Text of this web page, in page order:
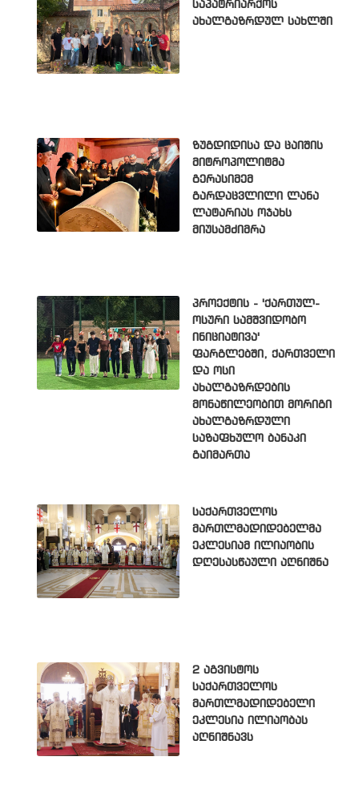
საპატრიარქოს
ახალგაზრდულ სახლში
ზუგდიდისა და ცაიშის
მიტროპოლიტმა
გერასიმემ
გარდაცვლილი ლანა
ლატარიას ოჯახს
მიუსამძიმრა
პროექტის - 'ქართულ-
ოსური სამშვიდობო
ინიციატივა'
ფარგლებში, ქართველი
და ოსი
ახალგაზრდების
მონაწილეობით მორიგი
ახალგაზრდული
საზაფხულო ბანაკი
გაიმართა
საქართველოს
მართლმადიდებელმა
ეკლესიამ ილიაობის
დღესასწაული აღნიშნა
2 აგვისტოს
საქართველოს
მართლმადიდებელი
ეკლესია ილიაობას
აღნიშნავს